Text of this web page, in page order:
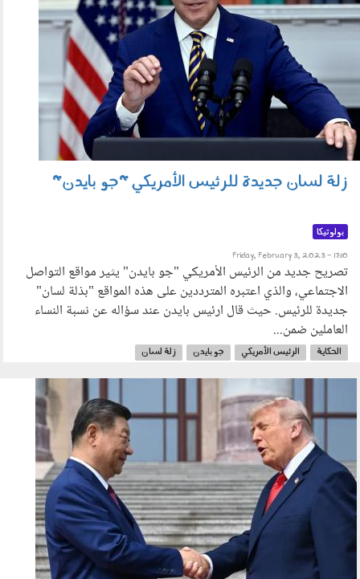
زلة لسان جديدة للرئيس الأمريكي "جو بايدن"
بولوتيكا
Friday, February 3, 2023 - 17:10
تصريح جديد من الرئيس الأمريكي "جو بايدن" يثير مواقع التواصل
الاجتماعي، والذي اعتبره المترددين على هذه المواقع "بذلة لسان"
جديدة للرئيس. حيث قال ارئيس بايدن عند سؤاله عن نسبة النساء
العاملين ضمن...
الحكاية الرئيس الأمريكي جو بايدن زلة لسان
160501.jpg